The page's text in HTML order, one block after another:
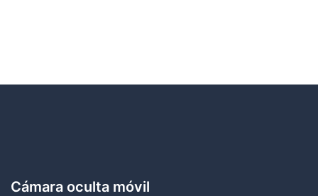
Cámara oculta móvil